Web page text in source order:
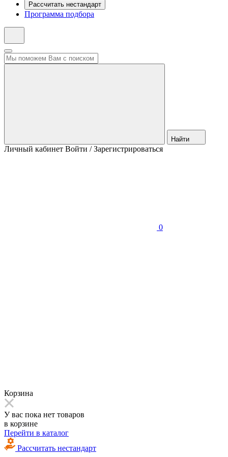
Рассчитать нестандарт
Программа подбора
Найти
Личный кабинет Войти / Зарегистрироваться
0
Корзина
У вас пока нет товаров
в корзине
Перейти в каталог
Рассчитать нестандарт